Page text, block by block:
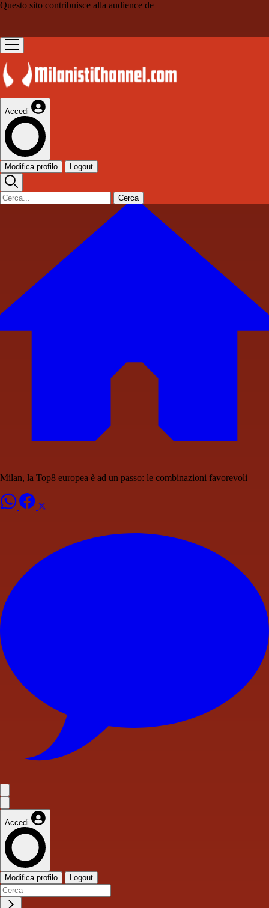
Questo sito contribuisce alla audience de
Accedi
Modifica profilo Logout
Cerca
Milan, la Top8 europea è ad un passo: le combinazioni favorevoli
Accedi
Modifica profilo Logout